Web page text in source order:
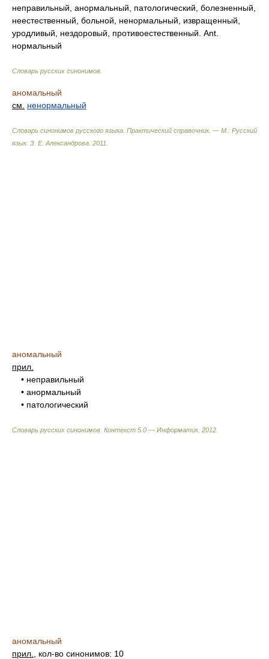
неправильный, анормальный, патологический, болезненный,
неестественный, больной, ненормальный, извращенный,
уродливый, нездоровый, противоестественный. Ant.
нормальный
Словарь русских синонимов
аномальный
см.
ненормальный
Словарь синонимов русского языка. Практический справочник. — М.: Русский
язык. З. Е. Александрова 2011
аномальный
прил.
• неправильный
• анормальный
• патологический
Словарь русских синонимов. Контекст 5.0 — Информатик. 2012
аномальный
прил.
, кол-во синонимов: 10